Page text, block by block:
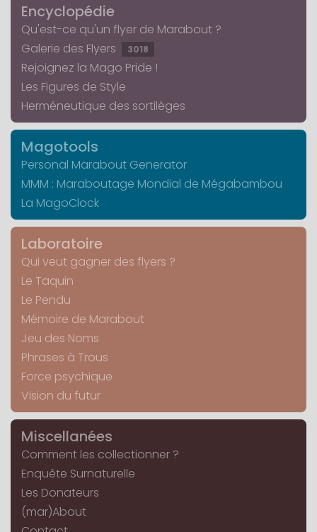
Encyclopédie
Qu'est-ce qu'un flyer de Marabout ?
Galerie des Flyers
3018
Rejoignez la Mago Pride !
Les Figures de Style
Herméneutique des sortilèges
Magotools
Personal Marabout Generator
MMM : Maraboutage Mondial de Mégabambou
La MagoClock
Laboratoire
Qui veut gagner des flyers ?
Le Taquin
Le Pendu
Mémoire de Marabout
Jeu des Noms
Phrases à Trous
Force psychique
Vision du futur
Miscellanées
Comment les collectionner ?
Enquête Surnaturelle
Les Donateurs
(mar)About